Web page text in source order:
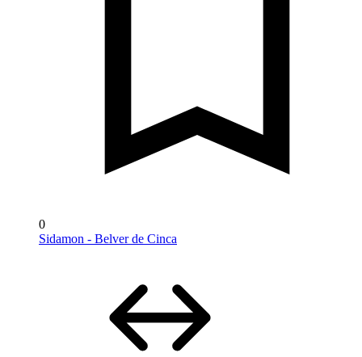
0
Sidamon - Belver de Cinca